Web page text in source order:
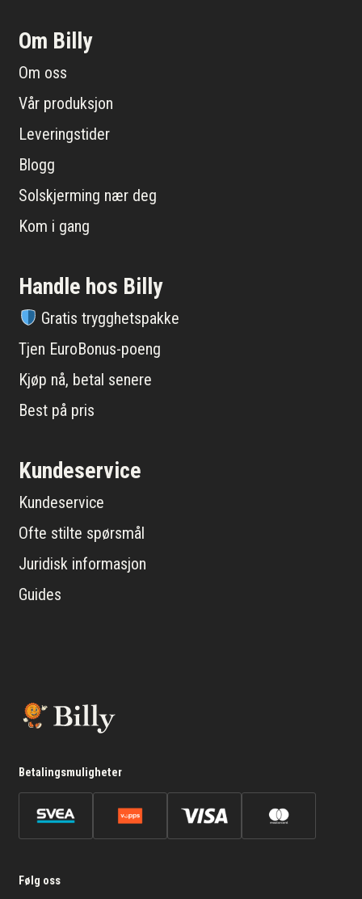
Om Billy
Om oss
Vår produksjon
Leveringstider
Blogg
Solskjerming nær deg
Kom i gang
Handle hos Billy
Gratis trygghetspakke
Tjen EuroBonus-poeng
Kjøp nå, betal senere
Best på pris
Kundeservice
Kundeservice
Ofte stilte spørsmål
Juridisk informasjon
Guides
Betalingsmuligheter
Følg oss